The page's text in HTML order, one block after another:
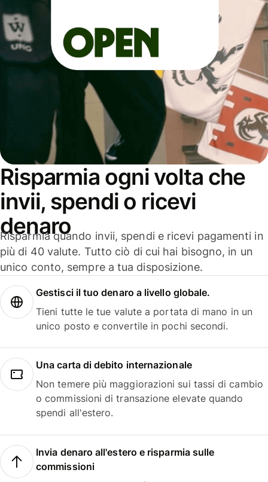
Risparmia ogni volta che
invii, spendi o ricevi
denaro
Risparmia quando invii, spendi e ricevi pagamenti in
più di 40 valute. Tutto ciò di cui hai bisogno, in un
unico conto, sempre a tua disposizione.
Gestisci il tuo denaro a livello globale.
Tieni tutte le tue valute a portata di mano in un
unico posto e convertile in pochi secondi.
Una carta di debito internazionale
Non temere più maggiorazioni sui tassi di cambio
o commissioni di transazione elevate quando
spendi all'estero.
Invia denaro all'estero e risparmia sulle
commissioni